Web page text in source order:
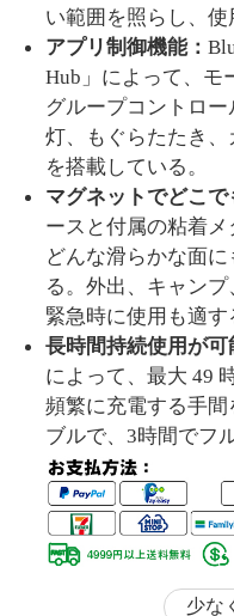
い範囲を照らし、使
アプリ制御機能：
Hub」によって、モ
グループコントロ
灯、もぐらたたき
を搭載している。
マグネットでどこで
ースと付属の粘着メ
どんな滑らかな面
る。外出、キャン
緊急時に使用も適す
長時間持続使用が可
によって、最大 49
頻繁に充電する手
ブルで、3時間でフ
少な